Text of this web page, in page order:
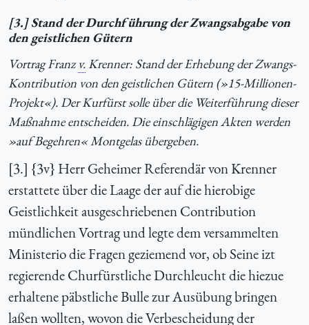
[3.] Stand der Durchführung der Zwangsabgabe von
den geistlichen Gütern
Vortrag Franzv. Krenner: Stand der Erhebung der Zwangs-
Kontribution von den geistlichen Gütern (»15-Millionen-
Projekt«). Der Kurfürst solle über die Weiterführung dieser
Maßnahme entscheiden. Die einschlägigen Akten werden
»auf Begehren« Montgelas übergeben.
[3.] {3v} Herr Geheimer Referendär von Krenner
erstattete über die Laage der auf die hierobige
Geistlichkeit ausgeschriebenen Contribution
mündlichen Vortrag und legte dem versammelten
Ministerio die Fragen geziemend vor, ob Seine izt
regierende Churfürstliche Durchleucht die hiezue
erhaltene päbstliche Bulle zur Ausübung bringen
laßen wollten, wovon die Verbescheidung der